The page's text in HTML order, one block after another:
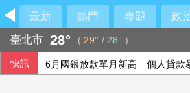
最新 熱門 專題 政
臺北市 28° ( 29° / 28° )
快訊 6月國銀放款單月新高 個人貸款